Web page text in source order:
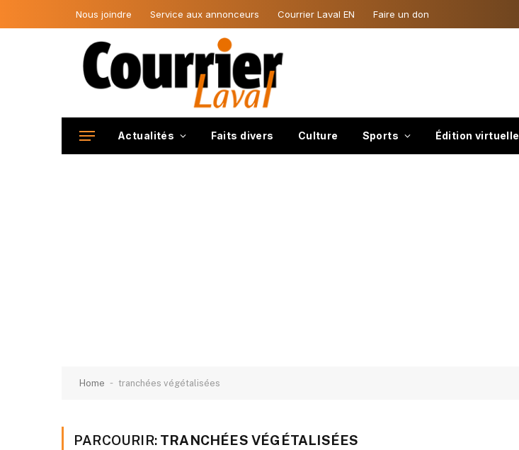
Nous joindre Service aux annonceurs Courrier Laval EN Faire un don
Actualités Faits divers Culture Sports Édition virtuelle
Home - tranchées végétalisées
PARCOURIR: TRANCHÉES VÉGÉTALISÉES